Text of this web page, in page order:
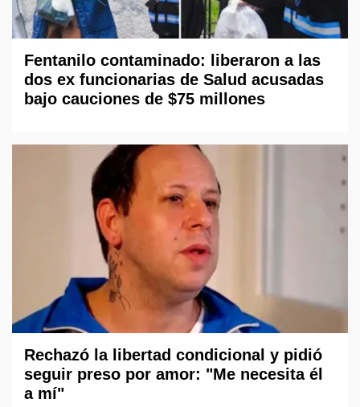
Fentanilo contaminado: liberaron a las
dos ex funcionarias de Salud acusadas
bajo cauciones de $75 millones
Rechazó la libertad condicional y pidió
seguir preso por amor: "Me necesita él
a mí"